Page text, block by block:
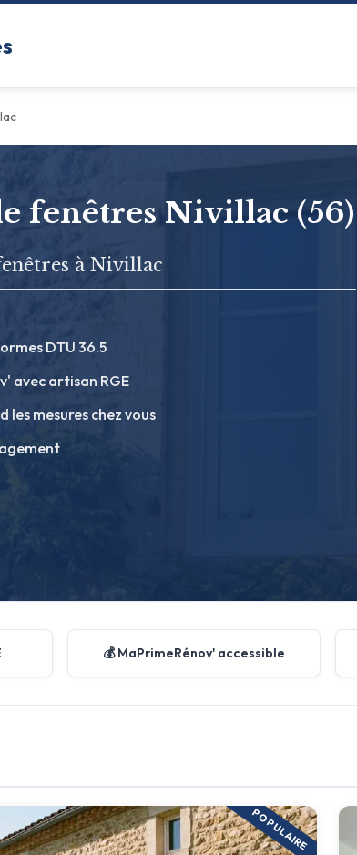
fenêtres Nivillac (56)
à Nivillac
DTU 36.5
avec artisan RGE
mesures chez vous
💰 MaPrimeRénov' accessible
POPULAIRE